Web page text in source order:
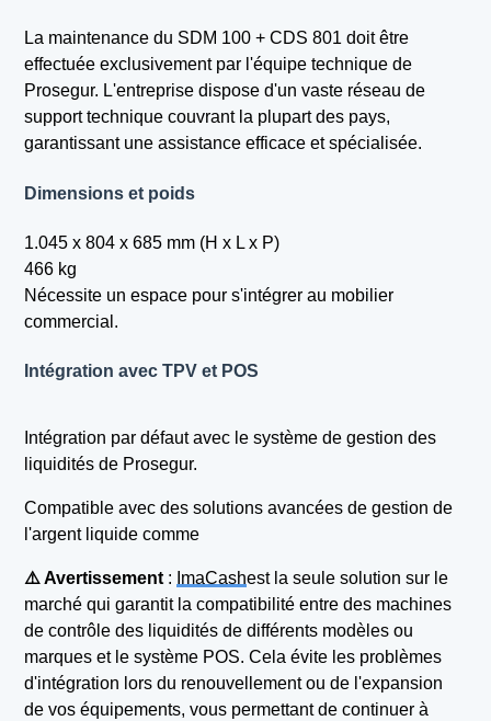
La maintenance du SDM 100 + CDS 801 doit être
effectuée exclusivement par l'équipe technique de
Prosegur. L'entreprise dispose d'un vaste réseau de
support technique couvrant la plupart des pays,
garantissant une assistance efficace et spécialisée.
Dimensions et poids
1.045 x 804 x 685 mm (H x L x P)
466 kg
Nécessite un espace pour s'intégrer au mobilier
commercial.
Intégration avec TPV et POS
Intégration par défaut avec le système de gestion des
liquidités de Prosegur.
Compatible avec des solutions avancées de gestion de
l'argent liquide comme
⚠️ Avertissement: ImaCashest la seule solution sur le
marché qui garantit la compatibilité entre des machines
de contrôle des liquidités de différents modèles ou
marques et le système POS. Cela évite les problèmes
d'intégration lors du renouvellement ou de l'expansion
de vos équipements, vous permettant de continuer à